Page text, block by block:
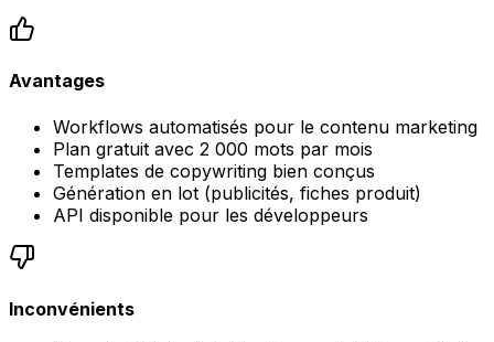
Avantages
Workflows automatisés pour le contenu marketing
Plan gratuit avec 2 000 mots par mois
Templates de copywriting bien conçus
Génération en lot (publicités, fiches produit)
API disponible pour les développeurs
Inconvénients